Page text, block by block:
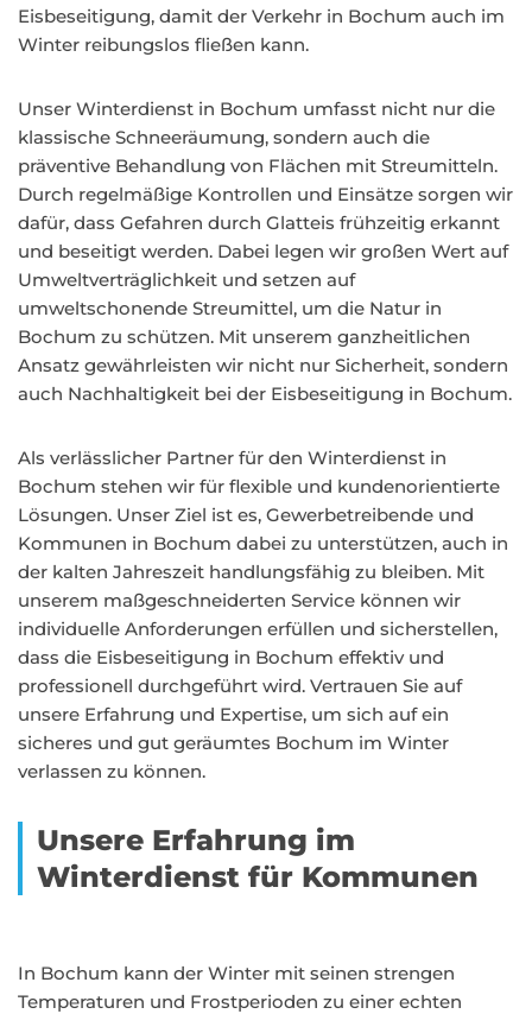
Eisbeseitigung, damit der Verkehr in Bochum auch im
Winter reibungslos fließen kann.
Unser Winterdienst in Bochum umfasst nicht nur die
klassische Schneeräumung, sondern auch die
präventive Behandlung von Flächen mit Streumitteln.
Durch regelmäßige Kontrollen und Einsätze sorgen wir
dafür, dass Gefahren durch Glatteis frühzeitig erkannt
und beseitigt werden. Dabei legen wir großen Wert auf
Umweltverträglichkeit und setzen auf
umweltschonende Streumittel, um die Natur in
Bochum zu schützen. Mit unserem ganzheitlichen
Ansatz gewährleisten wir nicht nur Sicherheit, sondern
auch Nachhaltigkeit bei der Eisbeseitigung in Bochum.
Als verlässlicher Partner für den Winterdienst in
Bochum stehen wir für flexible und kundenorientierte
Lösungen. Unser Ziel ist es, Gewerbetreibende und
Kommunen in Bochum dabei zu unterstützen, auch in
der kalten Jahreszeit handlungsfähig zu bleiben. Mit
unserem maßgeschneiderten Service können wir
individuelle Anforderungen erfüllen und sicherstellen,
dass die Eisbeseitigung in Bochum effektiv und
professionell durchgeführt wird. Vertrauen Sie auf
unsere Erfahrung und Expertise, um sich auf ein
sicheres und gut geräumtes Bochum im Winter
verlassen zu können.
Unsere Erfahrung im
Winterdienst für Kommunen
In Bochum kann der Winter mit seinen strengen
Temperaturen und Frostperioden zu einer echten